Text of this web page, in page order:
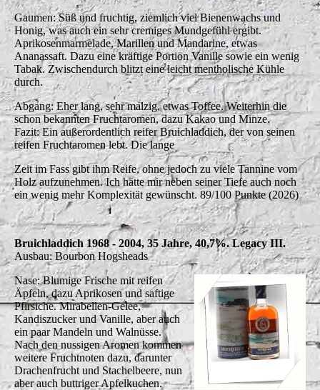
Gaumen: Süß und fruchtig, ziemlich viel Bienenwachs und
Honig, was auch ein sehr cremiges Mundgefühl ergibt.
Aprikosenmarmelade, Marillen und Mandarine, etwas
Ananassaft. Dazu eine kräftige Portion Vanille sowie ein wenig
Tabak. Zwischendurch blitzt eine leicht mentholische Kühle
durch.
Abgang: Eher lang, sehr malzig, etwas Toffee. Weiterhin die
schon bekannten Fruchtaromen, dazu Kakao und Minze.
Fazit: Ein außerordentlich reifer Bruichladdich, der von seinen
reifen Fruchtaromen lebt. Die lange
Zeit im Fass gibt ihm Reife, ohne jedoch zu viele Tannine vom
Holz aufzunehmen. Ich hätte mir neben seiner Tiefe auch noch
ein wenig mehr Komplexität gewünscht. 89/100 Punkte (2026)
Bruichladdich 1968 - 2004, 35 Jahre, 40,7%. Legacy III.
Ausbau: Bourbon Hogsheads
Nase: Blumige Frische mit reifen
Äpfeln, dazu Aprikosen und saftige
Pfirsiche. Mirabellen-Gelee,
Kandiszucker und Vanille, aber auch
ein paar Mandeln und Walnüsse.
Nach den nussigen Aromen kommen
weitere Fruchtnoten dazu, darunter
Drachenfrucht und Stachelbeere, nun
aber auch buttriger Apfelkuchen.